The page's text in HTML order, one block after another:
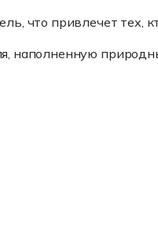
что привлечет тех,
наполненную